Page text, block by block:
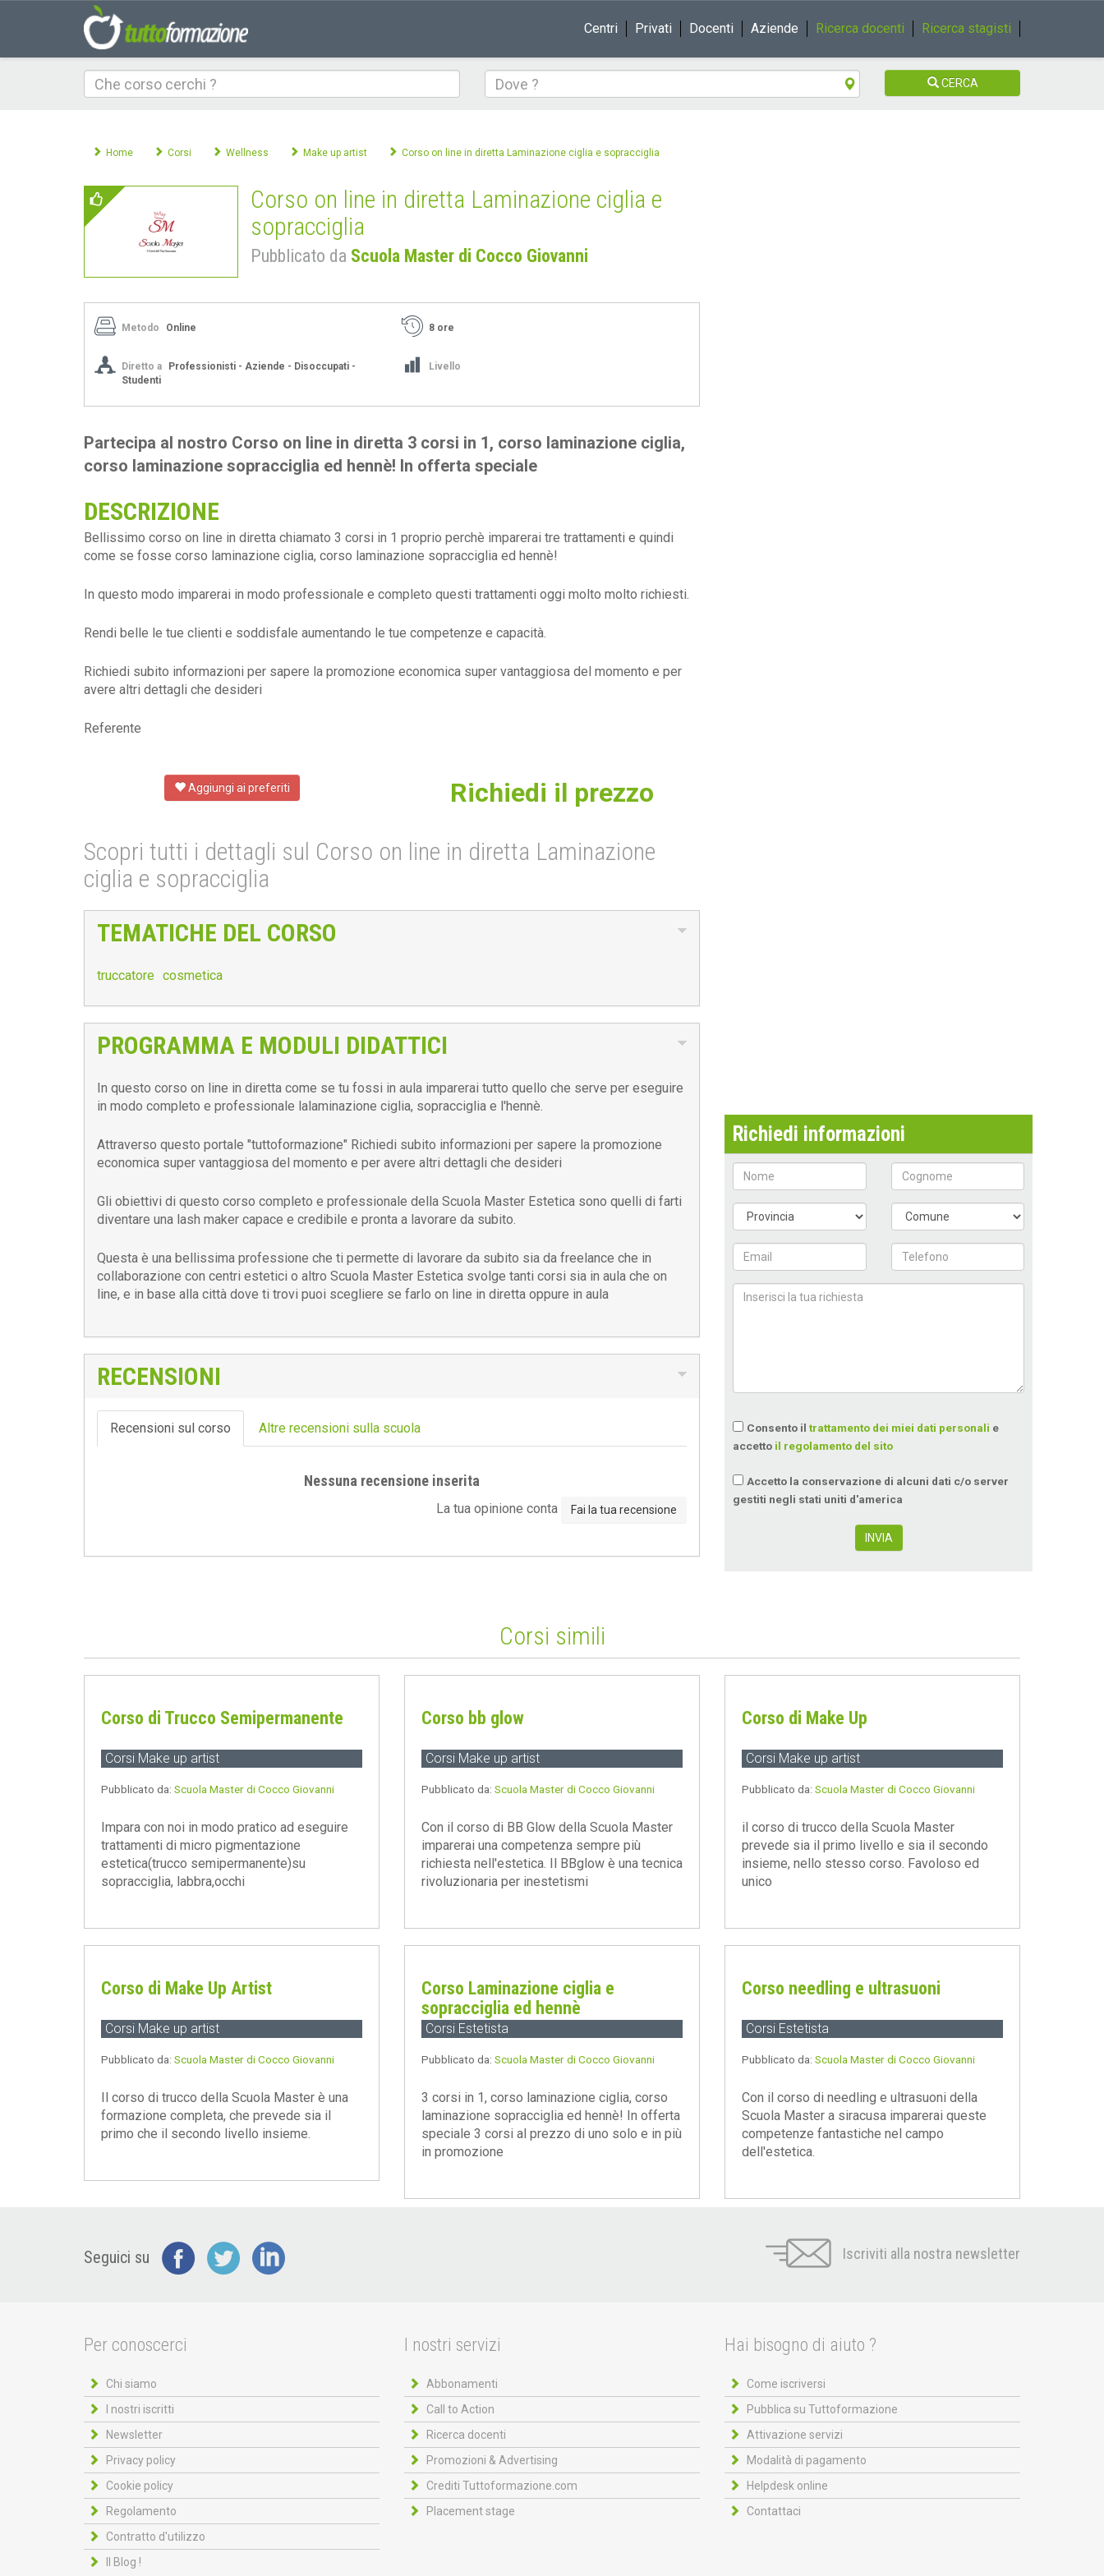
Centri Privati Docenti Aziende Ricerca docenti Ricerca stagisti
Che
corso
Dove CERCA
Home Corsi Wellness Make up artist Corso on line in diretta Laminazione ciglia e sopracciglia
Corso on line in diretta Laminazione ciglia e
sopracciglia
Pubblicato da Scuola Master di Cocco Giovanni
Metodo Online 8 ore
Diretto a
Professionisti - Aziende - Disoccupati -
Studenti
Livello
Partecipa al nostro Corso on line in diretta 3 corsi in 1, corso laminazione ciglia,
corso laminazione sopracciglia ed hennè! In offerta speciale
DESCRIZIONE
Bellissimo corso on line in diretta chiamato 3 corsi in 1 proprio perchè imparerai tre trattamenti e quindi
come se fosse corso laminazione ciglia, corso laminazione sopracciglia ed hennè!
In questo modo imparerai in modo professionale e completo questi trattamenti oggi molto molto richiesti.
Rendi belle le tue clienti e soddisfale aumentando le tue competenze e capacità.
Richiedi subito informazioni per sapere la promozione economica super vantaggiosa del momento e per
avere altri dettagli che desideri
Referente
Aggiungi ai preferiti Richiedi il prezzo
Scopri tutti i dettagli sul Corso on line in diretta Laminazione
ciglia e sopracciglia
TEMATICHE DEL CORSO
truccatore cosmetica
PROGRAMMA E MODULI DIDATTICI
In questo corso on line in diretta come se tu fossi in aula imparerai tutto quello che serve per eseguire
in modo completo e professionale lalaminazione ciglia, sopracciglia e l'hennè.
Attraverso questo portale "tuttoformazione" Richiedi subito informazioni per sapere la promozione
economica super vantaggiosa del momento e per avere altri dettagli che desideri
Gli obiettivi di questo corso completo e professionale della Scuola Master Estetica sono quelli di farti
diventare una lash maker capace e credibile e pronta a lavorare da subito.
Questa è una bellissima professione che ti permette di lavorare da subito sia da freelance che in
collaborazione con centri estetici o altro Scuola Master Estetica svolge tanti corsi sia in aula che on
line, e in base alla città dove ti trovi puoi scegliere se farlo on line in diretta oppure in aula
RECENSIONI
Recensioni sul corso Altre recensioni sulla scuola
Nessuna recensione inserita
La tua opinione conta Fai la tua recensione
Richiedi informazioni
Consento il trattamento dei miei dati personali e
accetto il regolamento del sito
Accetto la conservazione di alcuni dati c/o server
gestiti negli stati uniti d'america
INVIA
Corsi simili
Corso di Trucco Semipermanente
Corsi Make up artist
Pubblicato da: Scuola Master di Cocco Giovanni
Impara con noi in modo pratico ad eseguire
trattamenti di micro pigmentazione
estetica(trucco semipermanente)su
sopracciglia, labbra,occhi
Corso bb glow
Corsi Make up artist
Pubblicato da: Scuola Master di Cocco Giovanni
Con il corso di BB Glow della Scuola Master
imparerai una competenza sempre più
richiesta nell'estetica. Il BBglow è una tecnica
rivoluzionaria per inestetismi
Corso di Make Up
Corsi Make up artist
Pubblicato da: Scuola Master di Cocco Giovanni
il corso di trucco della Scuola Master
prevede sia il primo livello e sia il secondo
insieme, nello stesso corso. Favoloso ed
unico
Corso di Make Up Artist
Corsi Make up artist
Pubblicato da: Scuola Master di Cocco Giovanni
Il corso di trucco della Scuola Master è una
formazione completa, che prevede sia il
primo che il secondo livello insieme.
Corso Laminazione ciglia e
sopracciglia ed hennè
Corsi Estetista
Pubblicato da: Scuola Master di Cocco Giovanni
3 corsi in 1, corso laminazione ciglia, corso
laminazione sopracciglia ed hennè! In offerta
speciale 3 corsi al prezzo di uno solo e in più
in promozione
Corso needling e ultrasuoni
Corsi Estetista
Pubblicato da: Scuola Master di Cocco Giovanni
Con il corso di needling e ultrasuoni della
Scuola Master a siracusa imparerai queste
competenze fantastiche nel campo
dell'estetica.
Seguici su Iscriviti alla nostra newsletter
Per conoscerci
Chi siamo
I nostri iscritti
Newsletter
Privacy policy
Cookie policy
Regolamento
Contratto d'utilizzo
Il Blog !
I nostri servizi
Abbonamenti
Call to Action
Ricerca docenti
Promozioni & Advertising
Crediti Tuttoformazione.com
Placement stage
Hai bisogno di aiuto ?
Come iscriversi
Pubblica su Tuttoformazione
Attivazione servizi
Modalità di pagamento
Helpdesk online
Contattaci